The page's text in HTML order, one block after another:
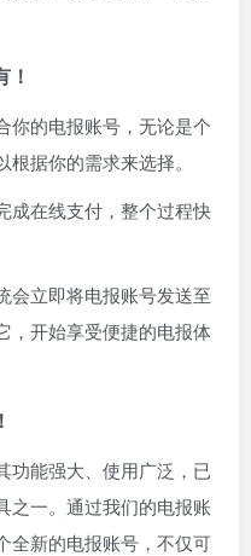
！
你的电报账号，无论是个
根据你的需求来选择。
成在线支付，整个过程快
会立即将电报账号发送至
，开始享受便捷的电报体
功能强大、使用广泛，已
之一。通过我们的电报账
全新的电报账号，不仅可